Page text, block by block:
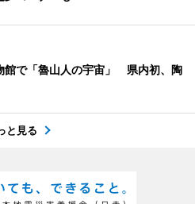
館で「魯山人の宇宙」 県内初、陶
と見る